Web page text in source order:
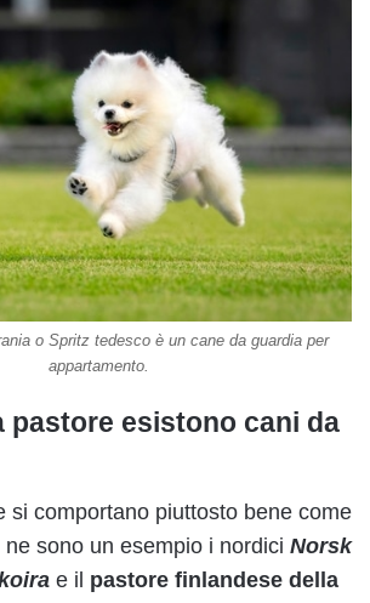
o Spritz tedesco è un cane da guardia per
appartamento.
pastore esistono cani da
si comportano piuttosto bene come
sono un esempio i nordici Norsk
e il pastore finlandese della